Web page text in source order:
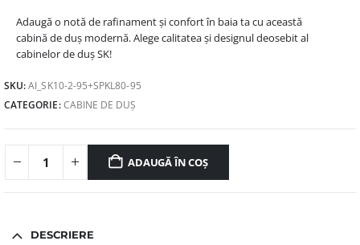
Adaugă o notă de rafinament și confort în baia ta cu această
cabină de duș modernă. Alege calitatea și designul deosebit al
cabinelor de duș SK!
SKU:AI_SK10-2-95+SPKL80-95
CATEGORIE:CABINE DE DUȘ
ADAUGĂ ÎN COȘ
DESCRIERE